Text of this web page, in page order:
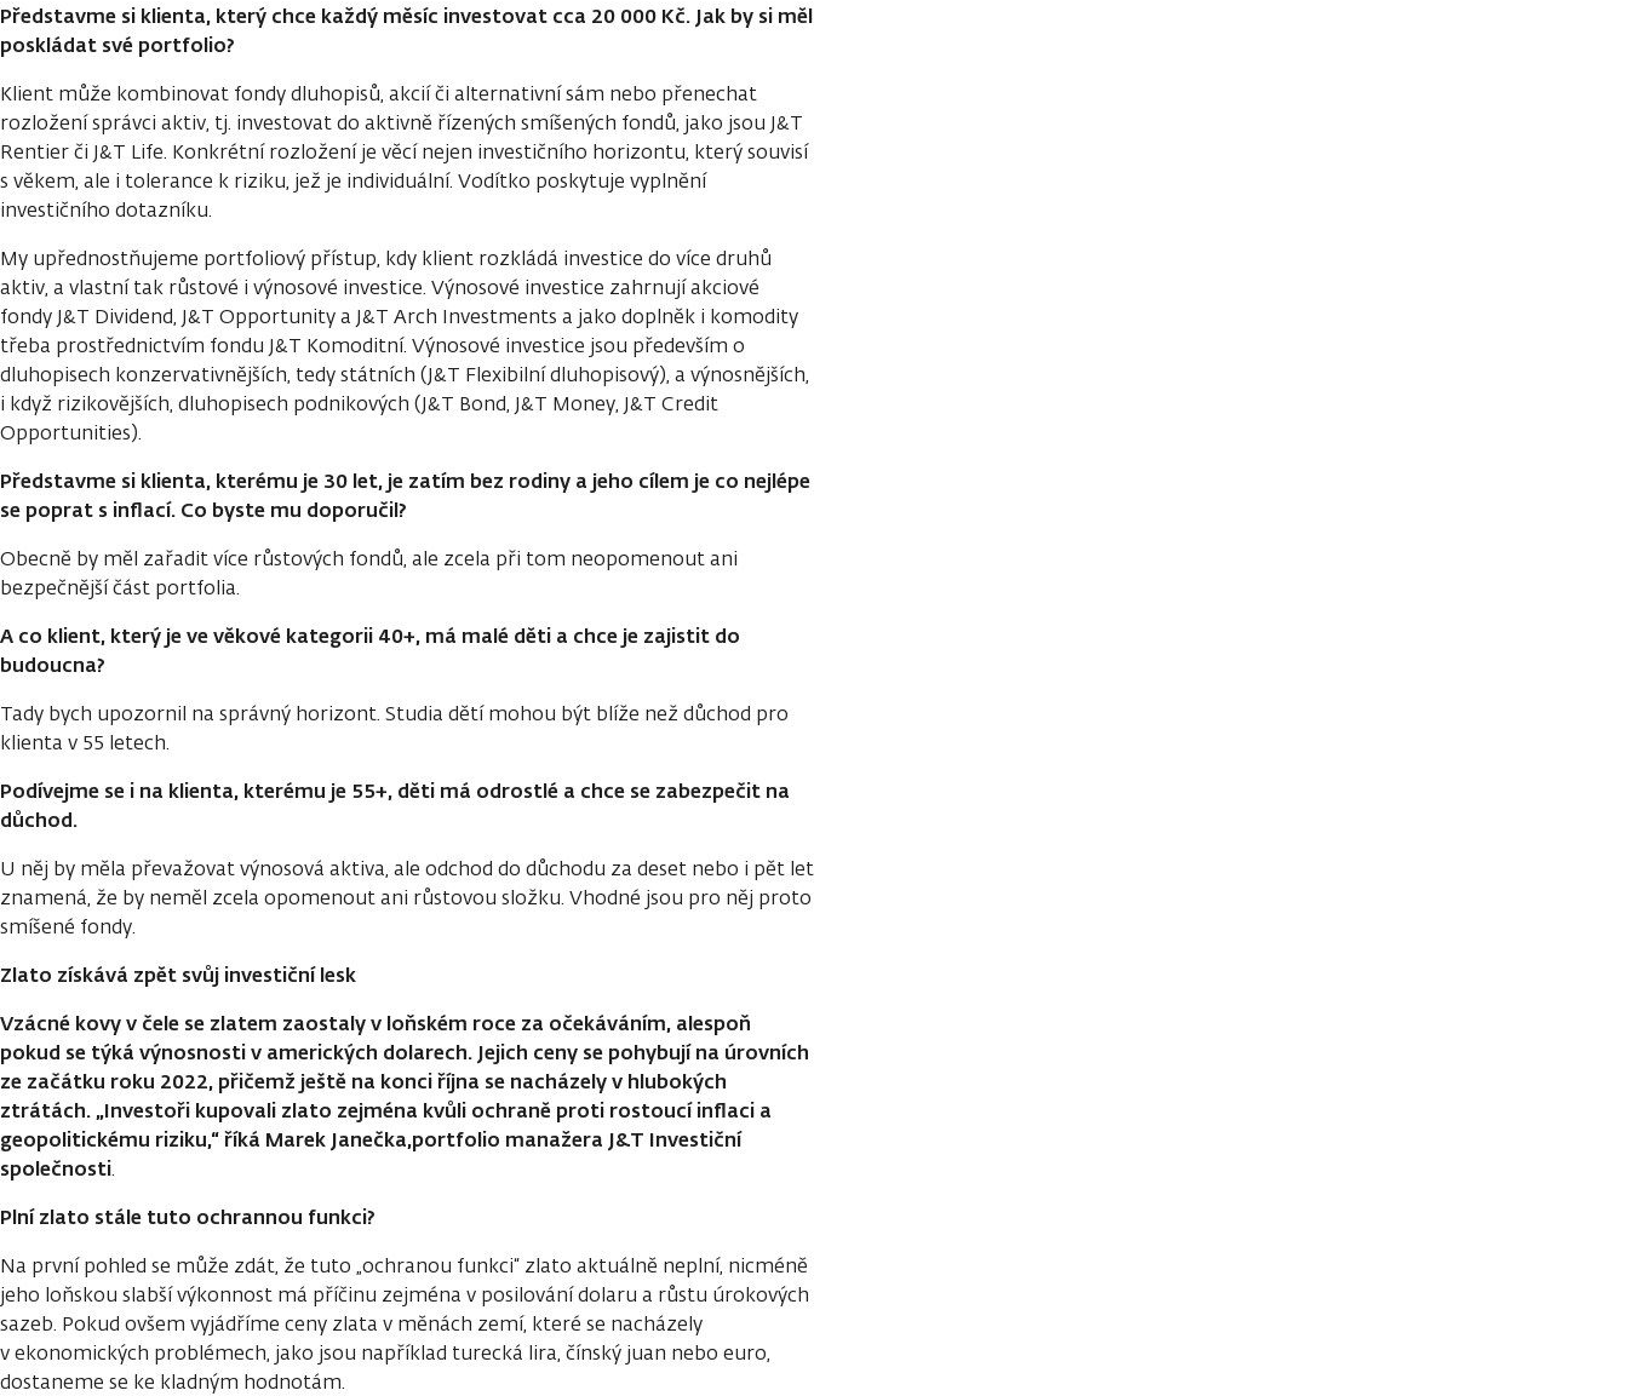
Představme si klienta, který chce každý měsíc investovat cca 20 000 Kč. Jak by si měl
poskládat své portfolio?
Klient může kombinovat fondy dluhopisů, akcií či alternativní sám nebo přenechat
rozložení správci aktiv, tj. investovat do aktivně řízených smíšených fondů, jako jsou J&T
Rentier či J&T Life. Konkrétní rozložení je věcí nejen investičního horizontu, který souvisí
s věkem, ale i tolerance k riziku, jež je individuální. Vodítko poskytuje vyplnění
investičního dotazníku.
My upřednostňujeme portfoliový přístup, kdy klient rozkládá investice do více druhů
aktiv, a vlastní tak růstové i výnosové investice. Výnosové investice zahrnují akciové
fondy J&T Dividend, J&T Opportunity a J&T Arch Investments a jako doplněk i komodity
třeba prostřednictvím fondu J&T Komoditní. Výnosové investice jsou především o
dluhopisech konzervativnějších, tedy státních (J&T Flexibilní dluhopisový), a výnosnějších,
i když rizikovějších, dluhopisech podnikových (J&T Bond, J&T Money, J&T Credit
Opportunities).
Představme si klienta, kterému je 30 let, je zatím bez rodiny a jeho cílem je co nejlépe
se poprat s inflací. Co byste mu doporučil?
Obecně by měl zařadit více růstových fondů, ale zcela při tom neopomenout ani
bezpečnější část portfolia.
A co klient, který je ve věkové kategorii 40+, má malé děti a chce je zajistit do
budoucna?
Tady bych upozornil na správný horizont. Studia dětí mohou být blíže než důchod pro
klienta v 55 letech.
Podívejme se i na klienta, kterému je 55+, děti má odrostlé a chce se zabezpečit na
důchod.
U něj by měla převažovat výnosová aktiva, ale odchod do důchodu za deset nebo i pět let
znamená, že by neměl zcela opomenout ani růstovou složku. Vhodné jsou pro něj proto
smíšené fondy.
Zlato získává zpět svůj investiční lesk
Vzácné kovy v čele se zlatem zaostaly v loňském roce za očekáváním, alespoň
pokud se týká výnosnosti v amerických dolarech. Jejich ceny se pohybují na úrovních
ze začátku roku 2022, přičemž ještě na konci října se nacházely v hlubokých
ztrátách. „Investoři kupovali zlato zejména kvůli ochraně proti rostoucí inflaci a
geopolitickému riziku,“ říká Marek Janečka,portfolio manažera J&T Investiční
společnosti.
Plní zlato stále tuto ochrannou funkci?
Na první pohled se může zdát, že tuto „ochranou funkci“ zlato aktuálně neplní, nicméně
jeho loňskou slabší výkonnost má příčinu zejména v posilování dolaru a růstu úrokových
sazeb. Pokud ovšem vyjádříme ceny zlata v měnách zemí, které se nacházely
v ekonomických problémech, jako jsou například turecká lira, čínský juan nebo euro,
dostaneme se ke kladným hodnotám.